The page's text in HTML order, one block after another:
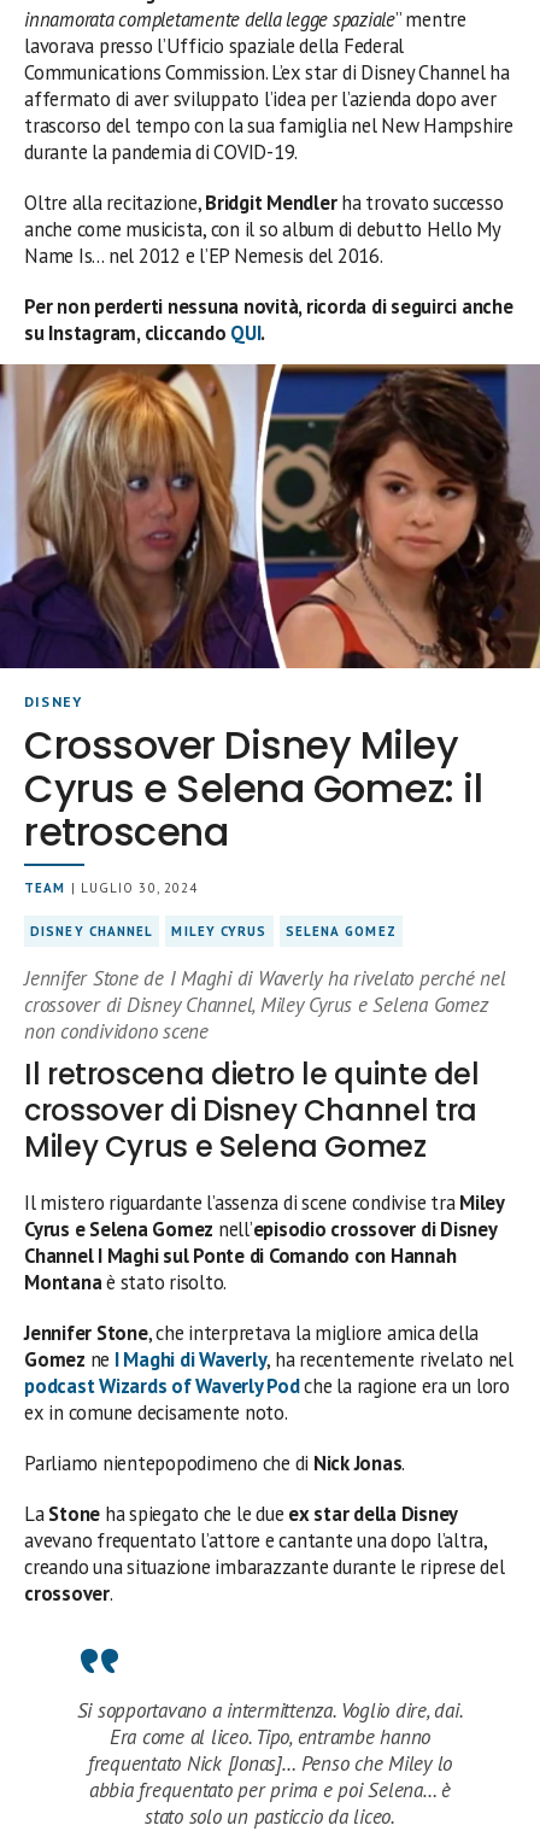
innamorata completamente della legge spaziale” mentre
lavorava presso l’Ufficio spaziale della Federal
Communications Commission. L’ex star di Disney Channel ha
affermato di aver sviluppato l’idea per l’azienda dopo aver
trascorso del tempo con la sua famiglia nel New Hampshire
durante la pandemia di COVID-19.
Oltre alla recitazione,Bridgit Mendlerha trovato successo
anche come musicista, con il so album di debutto Hello My
Name Is… nel 2012 e l’EP Nemesis del 2016.
Per non perderti nessuna novità, ricorda di seguirci anche
su Instagram, cliccando QUI.
DISNEY
Crossover Disney Miley
Cyrus e Selena Gomez: il
retroscena
TEAM | LUGLIO 30, 2024
DISNEY CHANNEL MILEY CYRUS SELENA GOMEZ
Jennifer Stone de I Maghi di Waverly ha rivelato perché nel
crossover di Disney Channel, Miley Cyrus e Selena Gomez
non condividono scene
Il retroscena dietro le quinte del
crossover di Disney Channel tra
Miley Cyrus e Selena Gomez
Il mistero riguardante l’assenza di scene condivise traMiley
Cyrus e Selena Gomez nell’episodio crossover di Disney
Channel I Maghi sul Ponte di Comando con Hannah
Montanaè stato risolto.
Jennifer Stone, che interpretava la migliore amica della
Gomez ne I Maghi di Waverly, ha recentemente rivelato nel
podcast Wizards of Waverly Podche la ragione era un loro
ex in comune decisamente noto.
Parliamo nientepopodimeno che di Nick Jonas.
LaStone ha spiegato che le due ex star della Disney
avevano frequentato l’attore e cantante una dopo l’altra,
creando una situazione imbarazzante durante le riprese del
crossover.
Si sopportavano a intermittenza. Voglio dire, dai.
Era come al liceo. Tipo, entrambe hanno
frequentato Nick [Jonas]… Penso che Miley lo
abbia frequentato per prima e poi Selena… è
stato solo un pasticcio da liceo.